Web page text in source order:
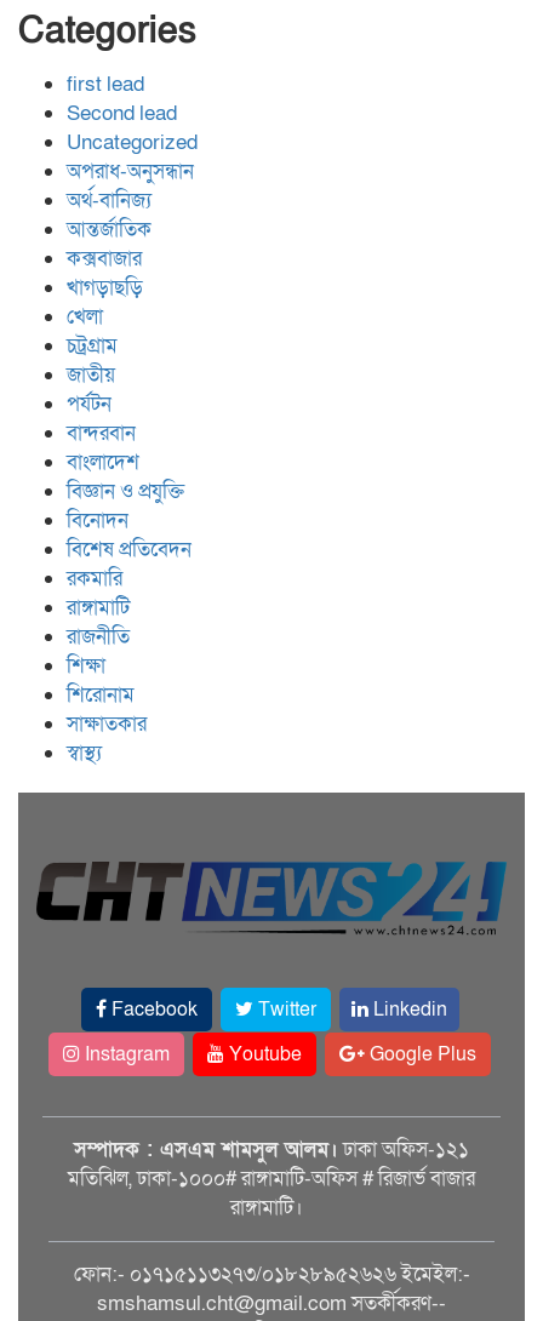
Categories
first lead
Second lead
Uncategorized
অপরাধ-অনুসন্ধান
অর্থ-বানিজ্য
আন্তর্জাতিক
কক্সবাজার
খাগড়াছড়ি
খেলা
চট্রগ্রাম
জাতীয়
পর্যটন
বান্দরবান
বাংলাদেশ
বিজ্ঞান ও প্রযুক্তি
বিনোদন
বিশেষ প্রতিবেদন
রকমারি
রাঙ্গামাটি
রাজনীতি
শিক্ষা
শিরোনাম
সাক্ষাতকার
স্বাস্থ্য
Facebook Twitter
Linkedin
Instagram
Youtube Google Plus
সম্পাদক : এসএম শামসুল আলম। ঢাকা অফিস-১২১
মতিঝিল, ঢাকা-১০০০# রাঙ্গামাটি-অফিস # রিজার্ভ বাজার
রাঙ্গামাটি।
ফোন:- ০১৭১৫১১৩২৭৩/০১৮২৮৯৫২৬২৬ ইমেইল:-
smshamsul.cht@gmail.com সতর্কীকরণ--